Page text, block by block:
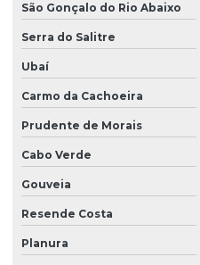
São Gonçalo do Rio Abaixo
Serra do Salitre
Ubaí
Carmo da Cachoeira
Prudente de Morais
Cabo Verde
Gouveia
Resende Costa
Planura